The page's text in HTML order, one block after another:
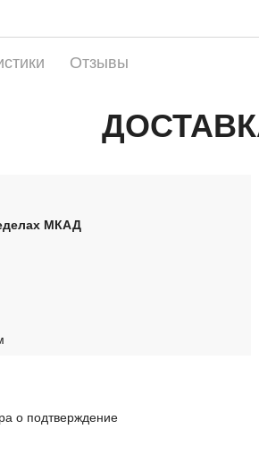
Отзывы
МКАД
о подтверждение